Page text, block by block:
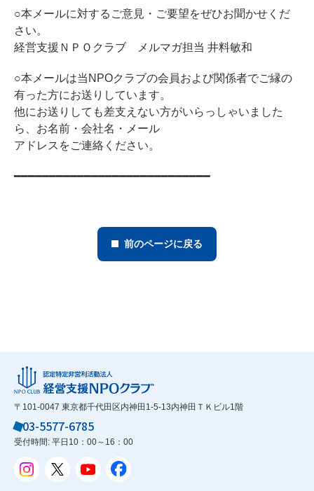
○本メールに対するご意見・ご要望をぜひお聞かせくだ
さい。
経営支援ＮＰＯクラブ メルマガ担当 井料敏和
○本メールは当NPOクラブの会員および関係者でご縁の
有った方にお送りしています。
他にお送りしても差支えない方がいらっしゃいました
ら、お名前・会社名・メール
アドレスをご連絡ください。
━━━━━━━━━━━━━━━━━━━━━━━━━━━━
前のページに戻る
〒101-0047 東京都千代田区内神田1-5-13内神田ＴＫビル1階
03-5577-6785
受付時間: 平日10：00～16：00